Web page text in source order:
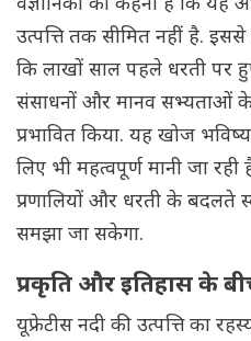
वैज्ञानिकों का कहना है कि
उत्पत्ति तक सीमित नहीं है.
कि लाखों साल पहले धरती पर
संसाधनों और मानव सभ्यताओं
प्रभावित किया. यह खोज
लिए भी महत्वपूर्ण मानी जा रही
प्रणालियों और धरती के बदलते
समझा जा सकेगा.
प्रकृति और इतिहास के
यूफ्रेटीस नदी की उत्पत्ति का